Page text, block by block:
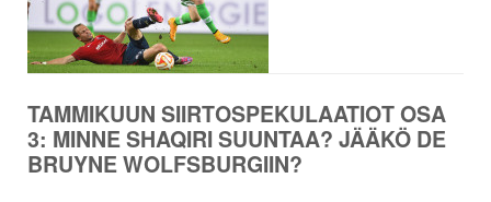
TAMMIKUUN SIIRTOSPEKULAATIOT OSA
3: MINNE SHAQIRI SUUNTAA? JÄÄKÖ DE
BRUYNE WOLFSBURGIIN?